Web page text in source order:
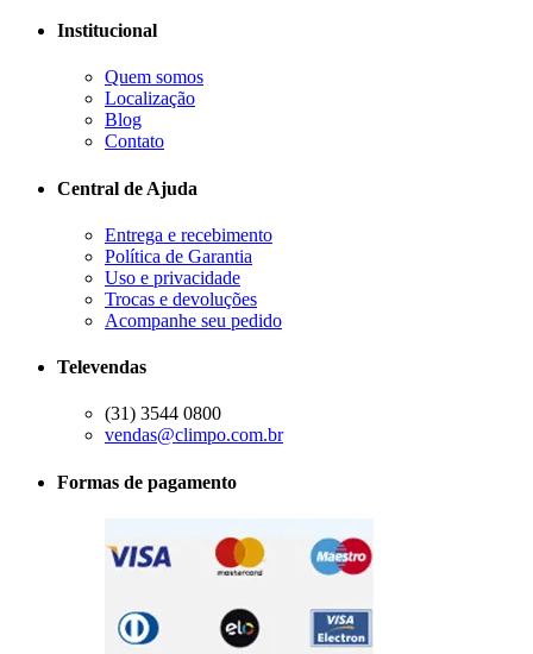
Institucional
Quem somos
Localização
Blog
Contato
Central de Ajuda
Entrega e recebimento
Política de Garantia
Uso e privacidade
Trocas e devoluções
Acompanhe seu pedido
Televendas
(31) 3544 0800
vendas@climpo.com.br
Formas de pagamento